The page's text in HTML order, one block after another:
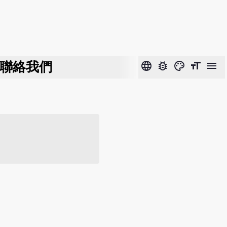
絡我們 language bug_report color_lens format_size menu